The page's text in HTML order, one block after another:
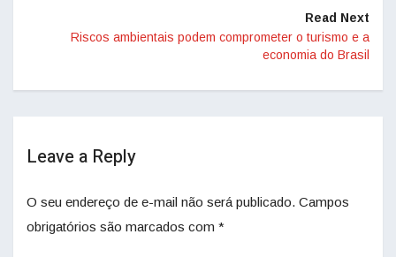
Read Next
Riscos ambientais podem comprometer o turismo e a
economia do Brasil
Leave a Reply
O seu endereço de e-mail não será publicado. Campos
obrigatórios são marcados com *